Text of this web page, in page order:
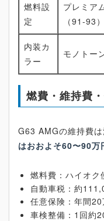
燃料設
定
プレミア
（91-93）
内装カ
ラー
モノトー
燃費・維持費
G63 AMGの維持費は
はおおよそ60〜90万
燃料費：ハイオ
自動車税：約
任意保険：年間20
車検整備：1回約